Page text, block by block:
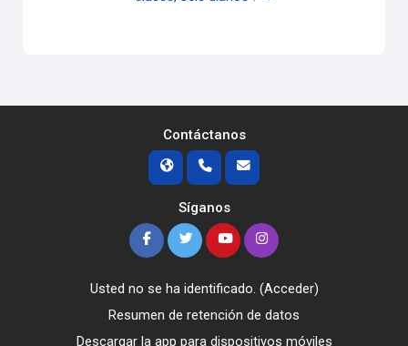
Contáctanos
Síganos
Usted no se ha identificado. (Acceder)
Resumen de retención de datos
Descargar la app para dispositivos móviles